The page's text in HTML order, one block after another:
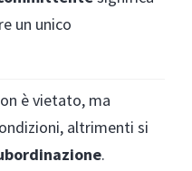
un unico
è vietato, ma
altrimenti si
.